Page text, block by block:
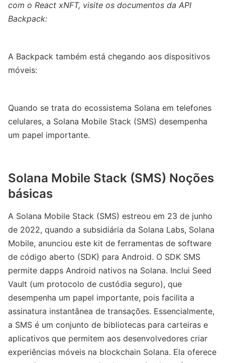
com o React xNFT, visite os documentos da API
Backpack:
A Backpack também está chegando aos dispositivos
móveis:
Quando se trata do ecossistema Solana em telefones
celulares, a Solana Mobile Stack (SMS) desempenha
um papel importante.
Solana Mobile Stack (SMS) Noções
básicas
A Solana Mobile Stack (SMS) estreou em 23 de junho
de 2022, quando a subsidiária da Solana Labs, Solana
Mobile, anunciou este kit de ferramentas de software
de código aberto (SDK) para Android. O SDK SMS
permite dapps Android nativos na Solana. Inclui Seed
Vault (um protocolo de custódia seguro), que
desempenha um papel importante, pois facilita a
assinatura instantânea de transações. Essencialmente,
a SMS é um conjunto de bibliotecas para carteiras e
aplicativos que permitem aos desenvolvedores criar
experiências móveis na blockchain Solana. Ela oferece